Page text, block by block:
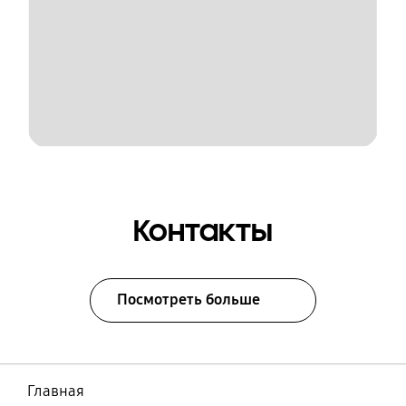
Контакты
Посмотреть больше
Главная